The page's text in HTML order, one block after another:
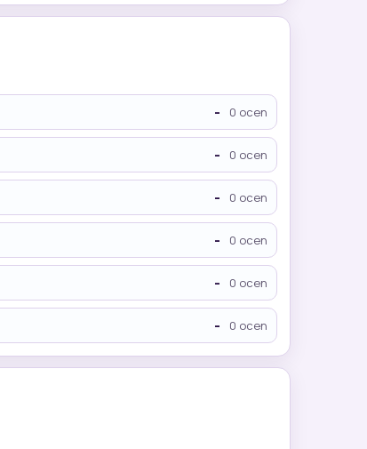
- 0 ocen
- 0 ocen
- 0 ocen
- 0 ocen
- 0 ocen
- 0 ocen